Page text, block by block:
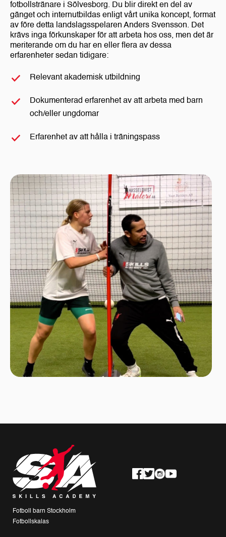
fotbollstränare i Sölvesborg. Du blir direkt en del av
gänget och internutbildas enligt vårt unika koncept, format
av före detta landslagsspelaren Anders Svensson. Det
krävs inga förkunskaper för att arbeta hos oss, men det är
meriterande om du har en eller flera av dessa
erfarenheter sedan tidigare:
Relevant akademisk utbildning
Dokumenterad erfarenhet av att arbeta med barn
och/eller ungdomar
Erfarenhet av att hålla i träningspass
Fotboll barn Stockholm
Fotbollskalas